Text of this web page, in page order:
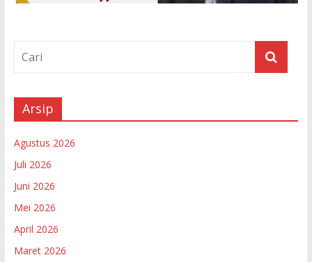
Arsip
Agustus 2026
Juli 2026
Juni 2026
Mei 2026
April 2026
Maret 2026